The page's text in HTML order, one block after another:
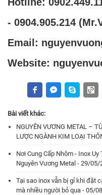
Hotline:
- 0904.905.214
Email:
Website:
Bài viết khác:
NGUYÊN VƯƠNG METAL –
LƯỢC NGÀNH KIM LOẠI
Nơi Cung Cấp Nhôm - Inox
Nguyên Vương Metal - 29/05/
Tại sao inox vẫn bị gỉ khi đặt
mà nhiều người bỏ qua - 05/